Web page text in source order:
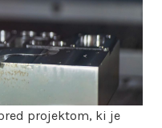
projektom, ki je